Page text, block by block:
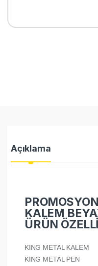
Açıklama
KALEM
ÜRÜN
KING METAL KALEM
KING METAL PEN